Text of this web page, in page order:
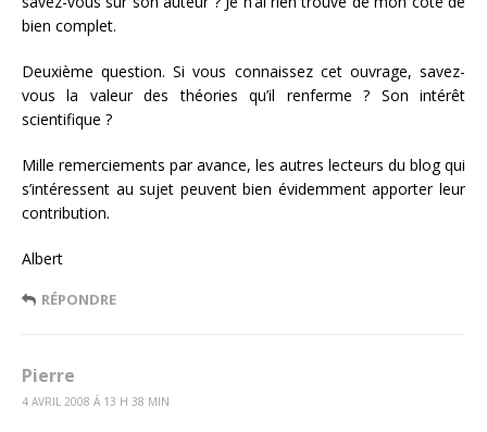
bien complet.
Deuxième question. Si vous connaissez cet ouvrage, savez-
vous la valeur des théories qu’il renferme ? Son intérêt
scientifique ?
Mille remerciements par avance, les autres lecteurs du blog qui
s’intéressent au sujet peuvent bien évidemment apporter leur
contribution.
Albert
RÉPONDRE
Pierre
4 AVRIL 2008 Á 13 H 38 MIN